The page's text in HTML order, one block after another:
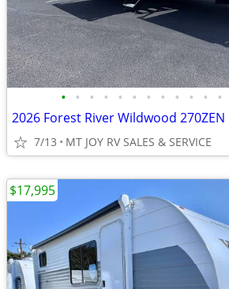
• • • • • • • • • • • •
2026 Forest River Wildwood 270ZEN
7/13 MT JOY RV SALES & SERVICE
$17,995